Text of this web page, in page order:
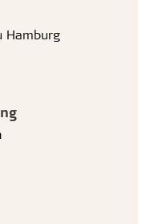
Hamburg